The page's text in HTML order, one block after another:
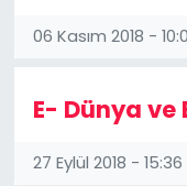
06 Kasım 2018 -
E- Dünya ve
27 Eylül 2018 - 15:36